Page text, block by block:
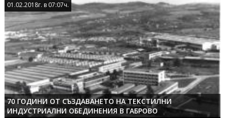
70 ГОДИНИ ОТ СЪЗДАВАНЕТО НА ТЕКСТИЛНИ
ИНДУСТРИАЛНИ ОБЕДИНЕНИЯ В ГАБРОВО
01.02.2018г. в 07:07ч.
01.02.2018г. в 07:07ч.